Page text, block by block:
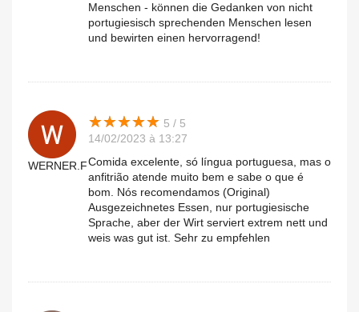
Menschen - können die Gedanken von nicht
portugiesisch sprechenden Menschen lesen
und bewirten einen hervorragend!
WERNER.F
★★★★★
★★★★★ 5 / 5
14/02/2023 à 13:27
Comida excelente, só língua portuguesa, mas o
anfitrião atende muito bem e sabe o que é
bom. Nós recomendamos (Original)
Ausgezeichnetes Essen, nur portugiesische
Sprache, aber der Wirt serviert extrem nett und
weis was gut ist. Sehr zu empfehlen